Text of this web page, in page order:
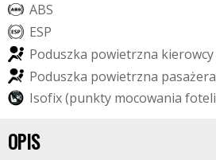
ABS
ESP
Poduszka powietrzna kierowcy
Poduszka powietrzna pasażera
Isofix(punkty mocowania foteli
OPIS